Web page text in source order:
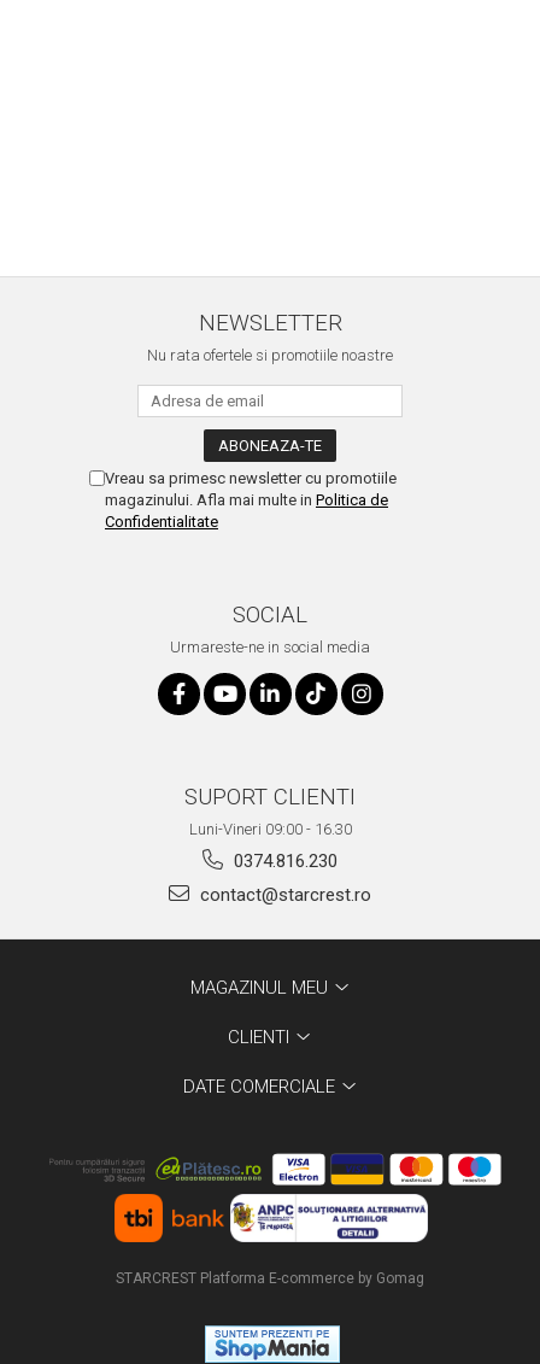
NEWSLETTER
Nu rata ofertele si promotiile noastre
Vreau sa primesc newsletter cu promotiile
magazinului. Afla mai multe in Politica de
Confidentialitate
SOCIAL
Urmareste-ne in social media
SUPORT CLIENTI
Luni-Vineri 09:00 - 16.30
0374.816.230
contact@starcrest.ro
MAGAZINUL MEU
CLIENTI
DATE COMERCIALE
STARCREST Platforma E-commerce by Gomag